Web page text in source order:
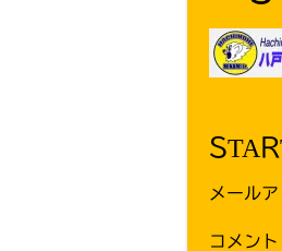
メール
コメント